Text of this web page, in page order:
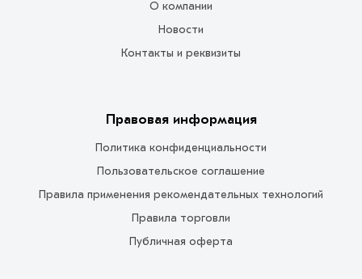
О компании
Новости
Контакты и реквизиты
Правовая информация
Политика конфиденциальности
Пользовательское соглашение
Правила применения рекомендательных технологий
Правила торговли
Публичная оферта